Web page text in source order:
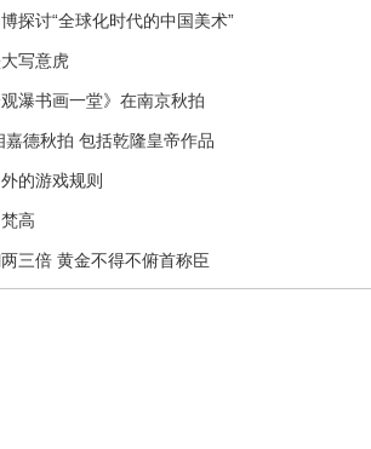
探讨“全球化时代的中国美术”
写意虎
瀑书画一堂》在南京秋拍
德秋拍 包括乾隆皇帝作品
的游戏规则
高
三倍 黄金不得不俯首称臣